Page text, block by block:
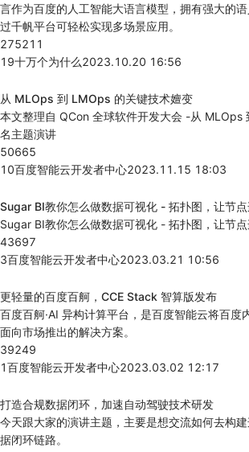
言作为百度的人工智能大语言模型，拥有强大的
过千帆平台可轻松实现多场景应用。
275211
19十万个为什么2023.10.20 16:56
从 MLOps 到 LMOps 的关键技术嬗变
本文整理自 QCon 全球软件开发大会 -从 MLOps
名主题演讲
50665
10百度智能云开发者中心2023.11.15 18:03
Sugar BI教你怎么做数据可视化 - 拓扑图，让节
Sugar BI教你怎么做数据可视化 - 拓扑图，让节
43697
3百度智能云开发者中心2023.03.21 10:56
更轻量的百度百舸，CCE Stack 智算版发布
百度百舸·AI 异构计算平台，是百度智能云将百度
面向市场推出的解决方案。
39249
1百度智能云开发者中心2023.03.02 12:17
打造合规数据闭环，加速自动驾驶技术研发
今天跟大家的演讲主题，主要是想交流如何去构
据闭环链路。